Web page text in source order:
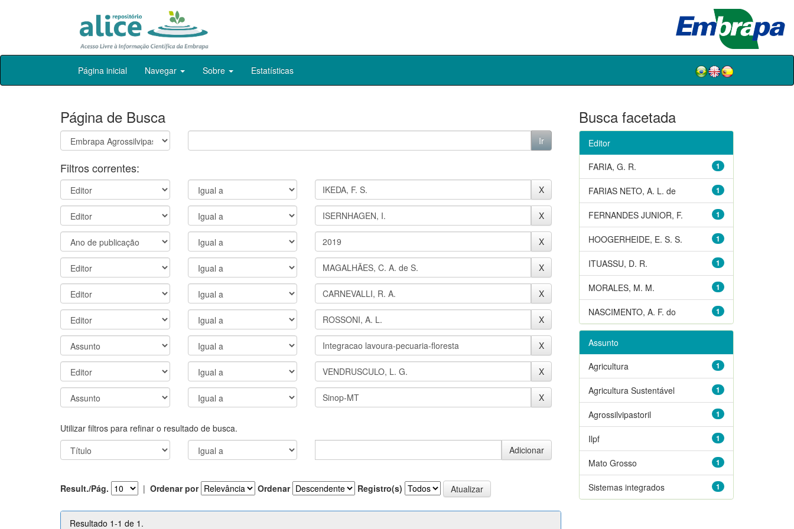
Skip
Página inicial Navegar Sobre Estatísticas
Página de Busca
Filtros correntes:
Utilizar filtros para refinar o resultado de busca.
Result./Pág. | Ordenar por Ordenar Registro(s)
Resultado 1-1 de 1.
Busca facetada
Editor
1
FARIA, G. R.
1
FARIAS NETO, A. L. de
1
FERNANDES JUNIOR, F.
1
HOOGERHEIDE, E. S. S.
1
ITUASSU, D. R.
1
MORALES, M. M.
1
NASCIMENTO, A. F. do
Assunto
1
Agricultura
1
Agricultura Sustentável
1
Agrossilvipastoril
1
Ilpf
1
Mato Grosso
1
Sistemas integrados